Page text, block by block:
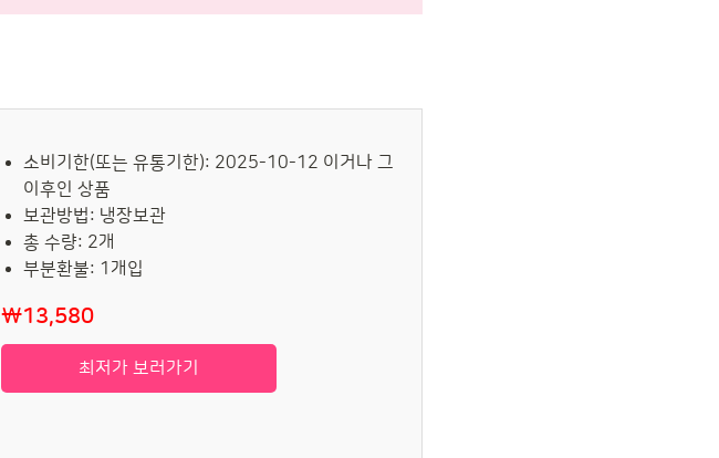
소비기한(또는 유통기한): 2025-10-12 이거나 그
이후인 상품
보관방법: 냉장보관
총 수량: 2개
부분환불: 1개입
₩13,580
최저가 보러가기